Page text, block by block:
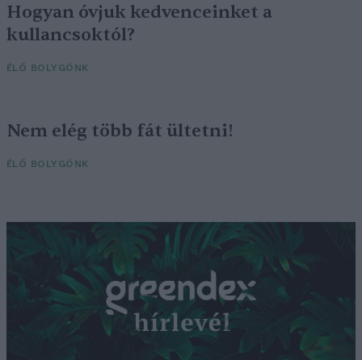
Hogyan óvjuk kedvenceinket a
kullancsoktól?
ÉLŐ BOLYGÓNK
Nem elég több fát ültetni!
ÉLŐ BOLYGÓNK